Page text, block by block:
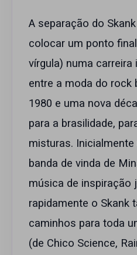
A separação do
colocar um ponto
vírgula) numa carreira
entre a moda do rock
1980 e uma nova
para a brasilidade,
misturas.
banda de vinda de
música de inspiração
rapidamente o Skank
caminhos para toda
(de Chico Science,